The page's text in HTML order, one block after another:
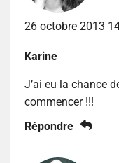
26 octobre 2013
Karine
J’ai eu la chance
commencer !!!
Répondre